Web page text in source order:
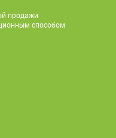
продажи
способом